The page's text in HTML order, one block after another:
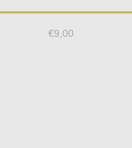
€9,00